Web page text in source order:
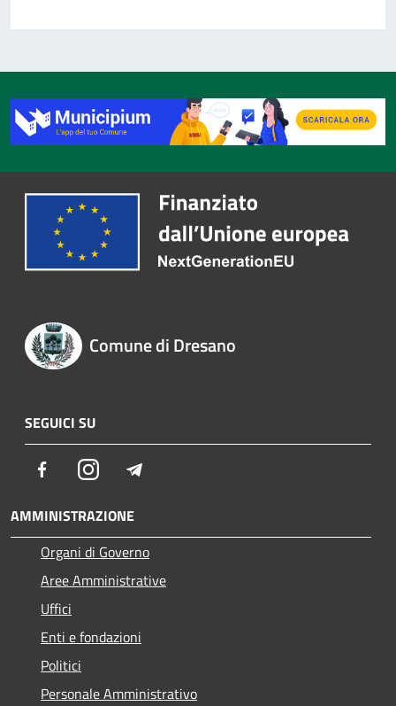
Comune di Dresano
SEGUICI SU
FacebookInstagram
AMMINISTRAZIONE
Organi di Governo
Aree Amministrative
Uffici
Enti e fondazioni
Politici
Personale Amministrativo